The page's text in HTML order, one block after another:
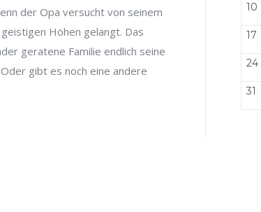
der Opa versucht von seinem
Höhen gelangt. Das
geratene Familie endlich seine
gibt es noch eine andere
10
17
24
31